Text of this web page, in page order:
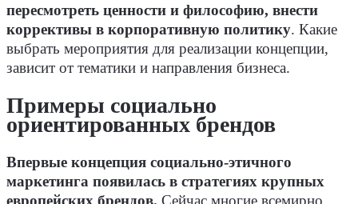
пересмотреть ценности и философию, внести
коррективы в корпоративную политику. Какие
выбрать мероприятия для реализации концепции,
зависит от тематики и направления бизнеса.
Примеры социально
ориентированных брендов
Впервые концепция социально-этичного
маркетинга появилась в стратегиях крупных
европейских брендов. Сейчас многие всемирно